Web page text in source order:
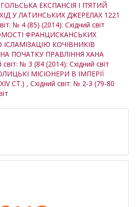
ЕКСПАНСІЯ І П’ЯТИЙ
У ЛАТИНСЬКИХ ДЖЕРЕЛАХ 1221
№ 4 (85) (2014): Східний світ
ФРАНЦИСКАНСЬКИХ
ІСЛАМІЗАЦІЮ КОЧІВНИКІВ
ПОЧАТКУ ПРАВЛІННЯ ХАНА
світ: № 3 (84 (2014): Східний світ
МІСІОНЕРИ В ІМПЕРІЇ
СТ.) , Східний світ: № 2-3 (79-80